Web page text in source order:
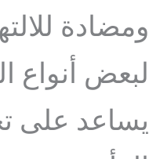
ومضادة
لبعض أنواع
يساعد على